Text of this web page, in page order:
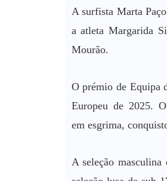
A surfista Marta
a atleta Margarida
Mourão.
O prémio de Equipa
Europeu de 2025.
em esgrima,
A seleção